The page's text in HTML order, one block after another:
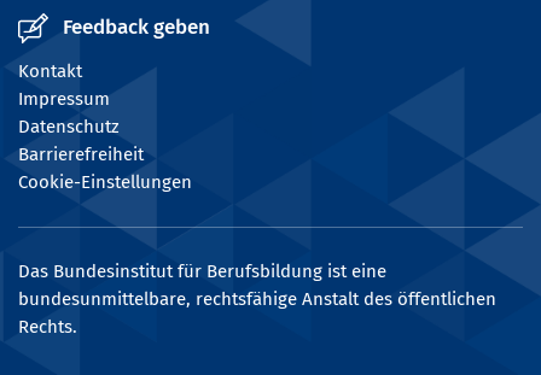
Feedback geben
Kontakt
Impressum
Datenschutz
Barrierefreiheit
Cookie-Einstellungen
Das Bundesinstitut für Berufsbildung ist eine
bundesunmittelbare, rechtsfähige Anstalt des öffentlichen
Rechts.